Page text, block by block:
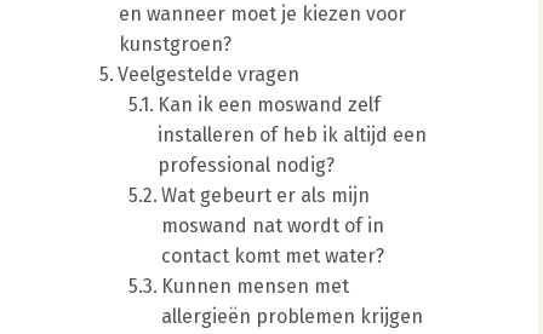
en wanneer moet je kiezen voor
kunstgroen?
Veelgestelde vragen
Kan ik een moswand zelf
installeren of heb ik altijd een
professional nodig?
Wat gebeurt er als mijn
moswand nat wordt of in
contact komt met water?
Kunnen mensen met
allergieën problemen krijgen